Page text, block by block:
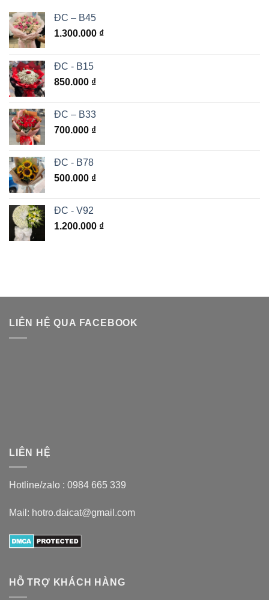
ĐC – B45
1.300.000 ₫
ĐC - B15
850.000 ₫
ĐC – B33
700.000 ₫
ĐC - B78
500.000 ₫
ĐC - V92
1.200.000 ₫
LIÊN HỆ QUA FACEBOOK
LIÊN HỆ
Hotline/zalo : 0984 665 339
Mail: hotro.daicat@gmail.com
HỖ TRỢ KHÁCH HÀNG